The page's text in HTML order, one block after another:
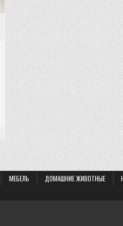
МЕБЕЛЬ ДОМАШНИЕ ЖИВОТНЫЕ